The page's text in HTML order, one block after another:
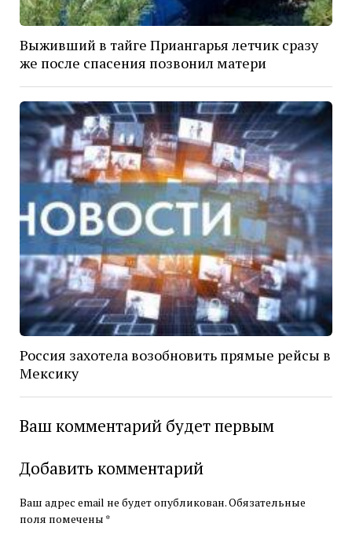
Выживший в тайге Приангарья летчик сразу
же после спасения позвонил матери
Россия захотела возобновить прямые рейсы в
Мексику
Ваш комментарий будет первым
Добавить комментарий
Ваш адрес email не будет опубликован.Обязательные
поля помечены *